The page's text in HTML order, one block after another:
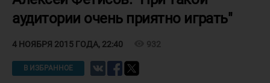
аудитории очень приятно играть"
4 НОЯБРЯ 2015 ГОДА, 22:40 932
В ИЗБРАННОЕ